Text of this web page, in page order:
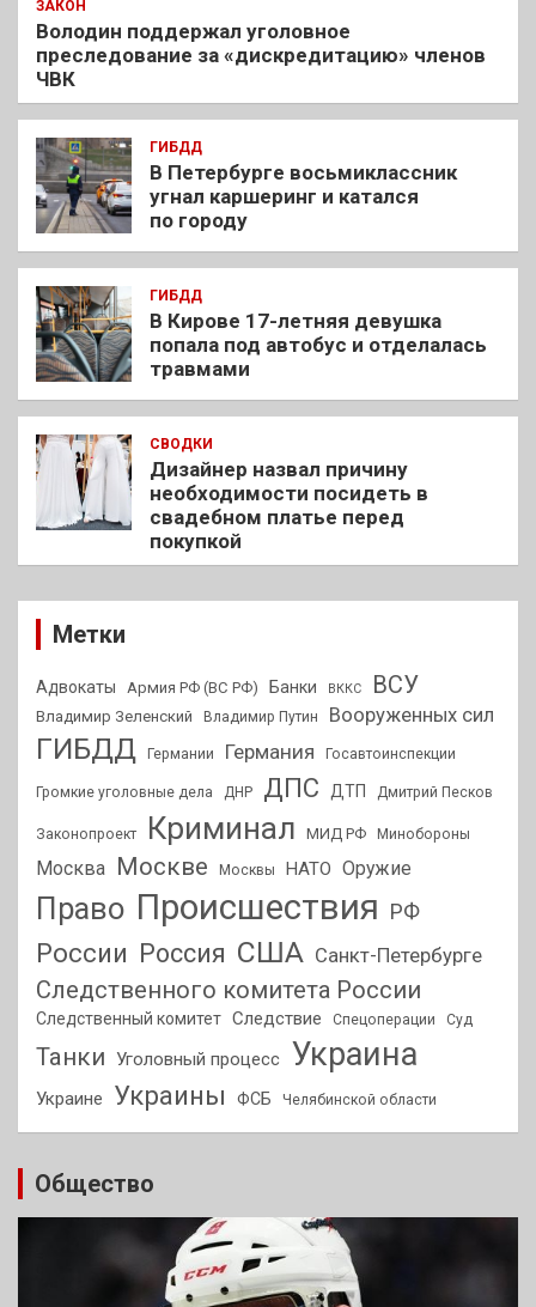
ЗАКОН
Володин поддержал уголовное
преследование за «дискредитацию» членов
ЧВК
ГИБДД
В Петербурге восьмиклассник
угнал каршеринг и катался
по городу
ГИБДД
В Кирове 17-летняя девушка
попала под автобус и отделалась
травмами
СВОДКИ
Дизайнер назвал причину
необходимости посидеть в
свадебном платье перед
покупкой
Метки
Адвокаты Армия РФ (ВС РФ) Банки ВККС ВСУ
Владимир Зеленский Владимир Путин Вооруженных сил
ГИБДД Германии Германия Госавтоинспекции
Громкие уголовные дела ДНР ДПС ДТП Дмитрий Песков
Законопроект Криминал МИД РФ Минобороны
Москва Москве Москвы НАТО Оружие
Право Происшествия РФ
России Россия США Санкт-Петербурге
Следственного комитета России
Следственный комитет Следствие Спецоперации Суд
Танки Уголовный процесс Украина
Украине Украины ФСБ Челябинской области
Общество